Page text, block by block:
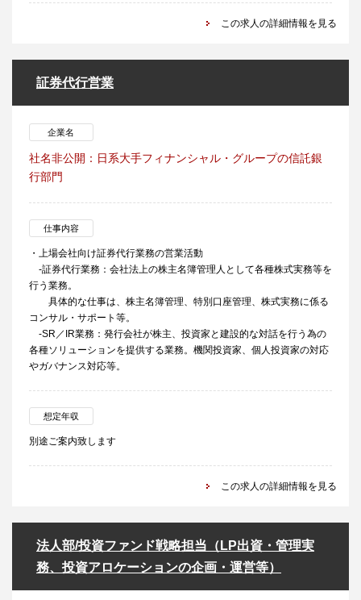
この求人の詳細情報を見る
証券代行営業
企業名
社名非公開：日系大手フィナンシャル・グループの信託銀
行部門
仕事内容
・上場会社向け証券代行業務の営業活動
-証券代行業務：会社法上の株主名簿管理人として各種株式実務等を
行う業務。
具体的な仕事は、株主名簿管理、特別口座管理、株式実務に係る
コンサル・サポート等。
-SR／IR業務：発行会社が株主、投資家と建設的な対話を行う為の
各種ソリューションを提供する業務。機関投資家、個人投資家の対応
やガバナンス対応等。
想定年収
別途ご案内致します
この求人の詳細情報を見る
法人部/投資ファンド戦略担当（LP出資・管理実
務、投資アロケーションの企画・運営等）